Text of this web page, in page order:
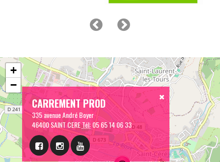
CARREMENT PROD
335 avenue André Boyer
46400 SAINT CERETél:05 65 14 06 33
+
−